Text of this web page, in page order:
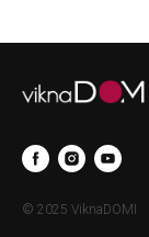
© 2025 ViknaDOMI